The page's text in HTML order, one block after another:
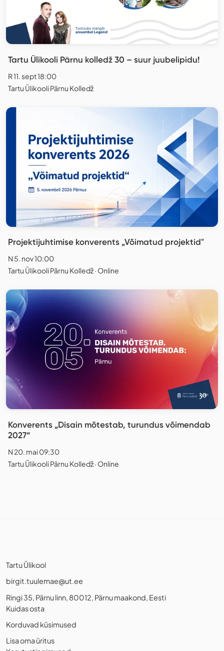
Tartu Ülikooli Pärnu kolledž 30 – suur juubelipidu!
R 11. sept 18:00
Tartu Ülikooli Pärnu Kolledž
Projektijuhtimise konverents „Võimatud projektid"
N 5. nov 10:00
Tartu Ülikooli Pärnu Kolledž · Online
Konverents „Disain mõtestab, turundus võimendab
2027“
N 20. mai 09:30
Tartu Ülikooli Pärnu Kolledž · Online
Tartu Ülikool
birgit.tuulemae@ut.ee
Ringi 35, Pärnu linn, 80012, Pärnu maakond, Eesti
Kuidas osta
Korduvad küsimused
Lisa oma üritus